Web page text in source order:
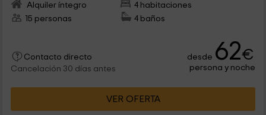
Alquiler íntegro
4 habitaciones
15 personas
4 baños
Contacto directo
Cancelación 30 días antes
desde 62€
persona y noche
VER OFERTA